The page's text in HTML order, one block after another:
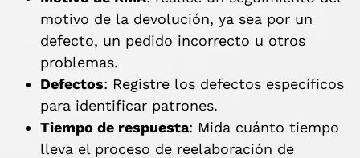
motivo de la devolución, ya sea por un
defecto, un pedido incorrecto u otros
problemas.
Defectos: Registre los defectos específicos
para identificar patrones.
Tiempo de respuesta: Mida cuánto tiempo
lleva el proceso de reelaboración de